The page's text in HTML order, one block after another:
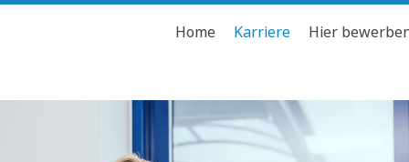
Home Karriere Hier